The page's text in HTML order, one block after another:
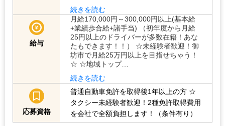
続きを読む
給与
月給170,000円～300,000円以上(基本給
+業績歩合給+諸手当) （初年度から月給
25円以上のドライバーが多数在籍！あな
たもできます！！） ☆未経験者歓迎！御
坊市で月給25万円以上を目指せちゃう！
☆ ☆地域トップ…
続きを読む
応募資格
普通自動車免許を取得後1年以上の方 ☆
タクシー未経験者歓迎！2種免許取得費用
を会社で全額負担します！（条件有り）